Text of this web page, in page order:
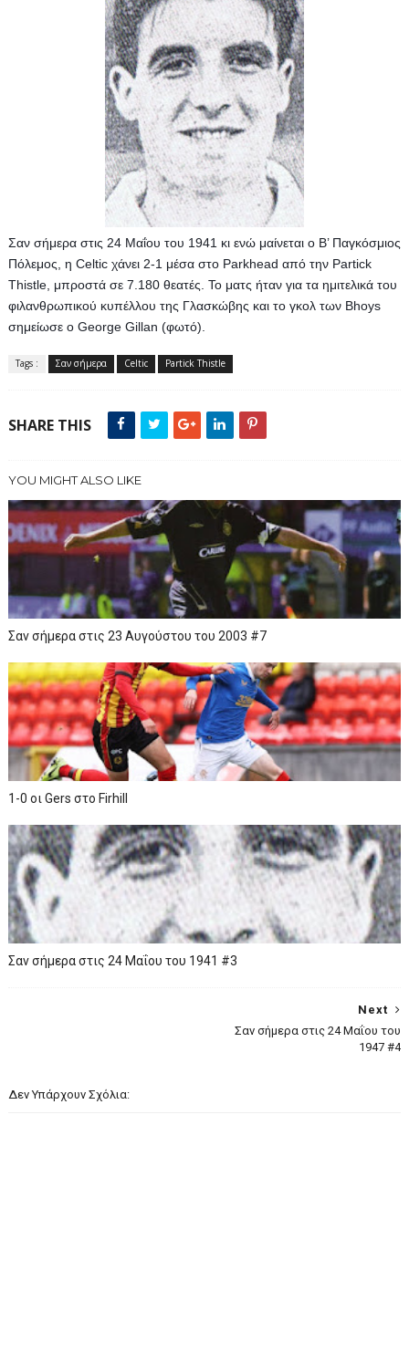
Σαν σήμερα στις 24 Μαΐου του 1941 κι ενώ μαίνεται ο Β’ Παγκόσμιος
Πόλεμος, η Celtic χάνει 2-1 μέσα στο Parkhead από την Partick
Thistle, μπροστά σε 7.180 θεατές. Το ματς ήταν για τα ημιτελικά του
φιλανθρωπικού κυπέλλου της Γλασκώβης και το γκολ των Bhoys
σημείωσε ο George Gillan (φωτό).
Tags : Σαν σήμερα Celtic Partick Thistle
SHARE THIS
YOU MIGHT ALSO LIKE
Σαν σήμερα στις 23 Αυγούστου του 2003 #7
1-0 οι Gers στο Firhill
Σαν σήμερα στις 24 Μαΐου του 1941 #3
Next
Σαν σήμερα στις 24 Μαΐου του
1947 #4
Δεν Υπάρχουν Σχόλια: